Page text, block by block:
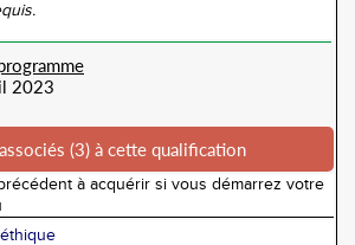
2023
(3) à cette qualification
à acquérir si vous démarrez votre